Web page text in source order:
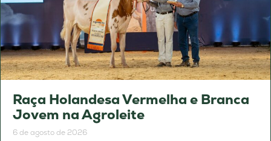
Raça Holandesa Vermelha e Branca
Jovem na Agroleite
6 de agosto de 2026